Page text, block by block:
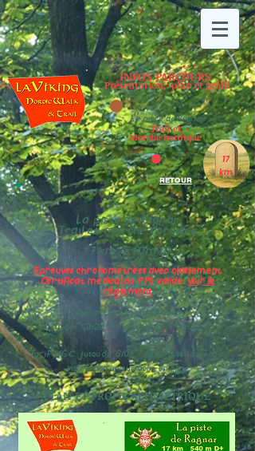
Présentation, plan et profil
La piste de Ragnar
Trail et
Marche nordique
17
km
INFOS PARCOURS
La piste de Ragnar
Trail et marche nordique
17 km 540m D+
Epreuves chronométrées avec classement
Certificat médical ou PPS valide.Voir le
réglement
Départ dimanche 10 mai
Trail : 10h20 Marche nordique 10h25
Tarif : 16€ jusqu'au 8/04 19 € jusqu'au 7 mai
Inscription uniquement en ligne
PLAN ET PROFIL ALTIMETRIQUE
RETOUR